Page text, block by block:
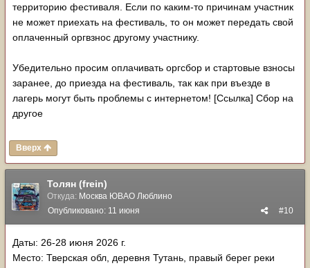
территорию фестиваля. Если по каким-то причинам участник
не может приехать на фестиваль, то он может передать свой
оплаченный оргвзнос другому участнику.
Убедительно просим оплачивать оргсбор и стартовые взносы
заранее, до приезда на фестиваль, так как при въезде в
лагерь могут быть проблемы с интернетом! [Ссылка] Сбор на
другое
Вверх
Толян (frein)
Откуда: Москва ЮВАО Люблино
#10
Опубликовано: 11 июня
Даты: 26-28 июня 2026 г.
Место: Тверская обл, деревня Тутань, правый берег реки